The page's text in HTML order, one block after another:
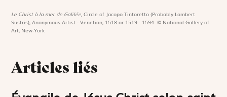
Le Christ à la mer de Galilée,Circle of Jacopo Tintoretto (Probably Lambert
Sustris), Anonymous Artist - Venetian, 1518 or 1519 - 1594. © National Gallery of
Art, New-York
Articles liés